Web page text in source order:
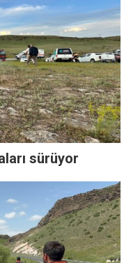
sürüyor